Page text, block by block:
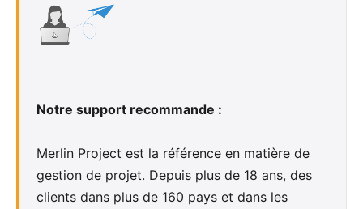
Notre support recommande :
Merlin Project est la référence en matière de
gestion de projet. Depuis plus de 18 ans, des
clients dans plus de 160 pays et dans les